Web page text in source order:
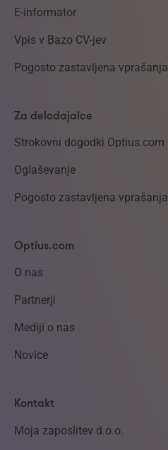
E-informator
Vpis v Bazo CV-jev
Pogosto zastavljena vprašanja
Za delodajalce
Strokovni dogodki Optius.com
Oglaševanje
Pogosto zastavljena vprašanja
Optius.com
O nas
Partnerji
Mediji o nas
Novice
Kontakt
Moja zaposlitev d.o.o.